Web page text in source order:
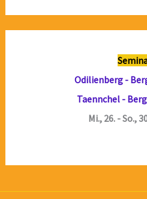
Odilienberg -
Taennchel -
Mi., 26. - So.,